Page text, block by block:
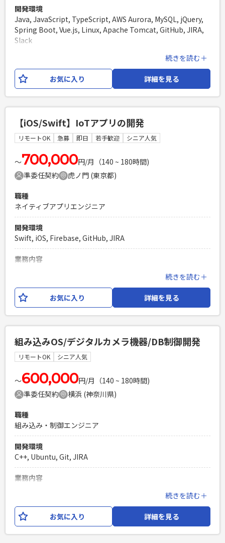
Laravelを用いた開発経験1年以上
エンジニア複数人のチームでの開発経験
開発環境
Java, JavaScript, TypeScript, AWS Aurora, MySQL, jQuery,
Spring Boot, Vue.js, Linux, Apache Tomcat, GitHub, JIRA,
Slack
・サーバー側(Java)+フロント側(Vue.js,TypeScript)の基本設
計からテストまでを担当いただきます。 ・割合は低いです
必須スキル
・Java開発経験3年以上 (うちJava1.8or1.8以上での開発経験1
年以上) ・Spring Bootの実務経験6ヶ月以上 ・Vue.jsの実務経
験1案件以上 ・Javaの基本設計経験1案件以上 ・ORマッパー
の実務経験(Hibernate,MyBatis,iBatis など) ・研修期間除く
PHPを用いたWebサービスの開発経験4年以上
エンジニア複数人のチームでの開発経験
続きを読む＋
お気に入り 詳細を見る
【iOS/Swift】IoTアプリの開発
リモートOK 急募 即日 若手歓迎 シニア人気
〜700,000円/月（140 ~ 180時間)
準委任契約
虎ノ門 (東京都)
職種
ネイティブアプリエンジニア
開発環境
Swift, iOS, Firebase, GitHub, JIRA
業務内容
ンiOSアプリの開発をご担当いただきます。 ・要求分析・要件
定義・設計・開発・検証・運用 ・ユーザIFであるGUI/UXの開
発 ・その他新規機能の開発 iOSの開発は3名体制で、他のメン
ションをとりながら開発を進めていただきます。
必須スキル
・モバイルアプリ開発経験(2年以上) ・上流工程からのシステ
ム開発経験 （要求整理、基本設計、画面設計の作成経験）
PHPを用いたWebサービスの開発経験4年以上
Laravelを用いた開発経験1年以上
エンジニア複数人のチームでの開発経験
続きを読む＋
お気に入り 詳細を見る
組み込みOS/デジタルカメラ機器/DB制御開発
リモートOK シニア人気
〜600,000円/月（140 ~ 180時間)
準委任契約
横浜 (神奈川県)
職種
組み込み・制御エンジニア
開発環境
C++, Ubuntu, Git, JIRA
業務内容
ース機能開発における SW設計・実装・評価をメインに行なっ
ていただきます。 言語はC++を使用いたします。
続きを読む＋
お気に入り 詳細を見る